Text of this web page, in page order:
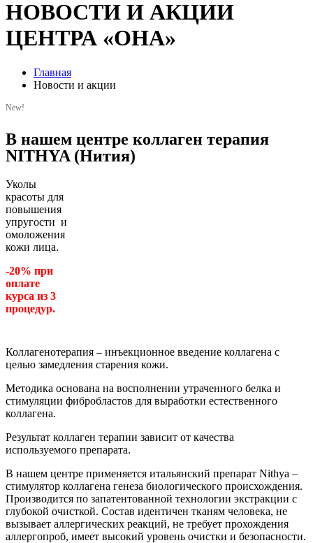
НОВОСТИ И АКЦИИ
ЦЕНТРА «ОНА»
Главная
Новости и акции
New!
В нашем центре коллаген терапия
NITHYA (Нития)
Уколы
красоты для
повышения
упругости и
омоложения
кожи лица.
-20% при
оплате
курса из 3
процедур.
Коллагенотерапия – инъекционное введение коллагена с
целью замедления старения кожи.
Методика основана на восполнении утраченного белка и
стимуляции фибробластов для выработки естественного
коллагена.
Результат коллаген терапии зависит от качества
используемого препарата.
В нашем центре применяется итальянский препарат Nithya –
стимулятор коллагена генеза биологического происхождения.
Производится по запатентованной технологии экстракции с
глубокой очисткой. Состав идентичен тканям человека, не
вызывает аллергических реакций, не требует прохождения
аллергопроб, имеет высокий уровень очистки и безопасности.